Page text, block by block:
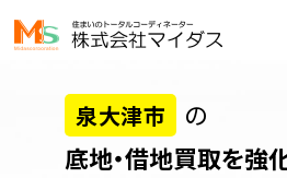
泉大津市
の
底地・借地買取を強